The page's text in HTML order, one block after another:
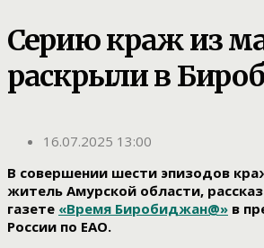
Серию краж из
раскрыли в
16.07.2025 13:00
В совершении шести эпизодов
житель Амурской области,
газете «Время Биробиджан@» в
России по ЕАО.